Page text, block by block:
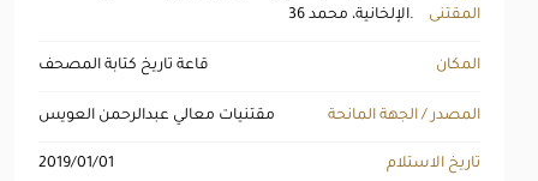
الإلخانية، محمد 36.
المقتنى
قاعة تاريخ كتابة المصحف المكان
مقتنيات معالي عبدالرحمن العويس المصدر / الجهة المانحة
2019/01/01 تاريخ الاستلام